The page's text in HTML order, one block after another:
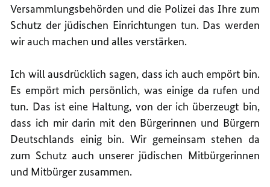
Versammlungsbehörden und die Polizei das Ihre zum
Schutz der jüdischen Einrichtungen tun. Das werden
wir auch machen und alles verstärken.
Ich will ausdrücklich sagen, dass ich auch empört bin.
Es empört mich persönlich, was einige da rufen und
tun. Das ist eine Haltung, von der ich überzeugt bin,
dass ich mir darin mit den Bürgerinnen und Bürgern
Deutschlands einig bin. Wir gemeinsam stehen da
zum Schutz auch unserer jüdischen Mitbürgerinnen
und Mitbürger zusammen.